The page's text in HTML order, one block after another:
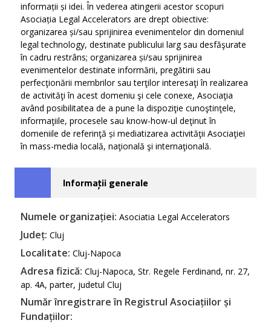
informații și idei. În vederea atingerii acestor scopuri
Asociația Legal Accelerators are drept obiective:
organizarea și/sau sprijinirea evenimentelor din domeniul
legal technology, destinate publicului larg sau desfăşurate
în cadru restrâns; organizarea și/sau sprijinirea
evenimentelor destinate informării, pregătirii sau
perfecţionării membrilor sau terţilor interesaţi în realizarea
de activităţi în acest domeniu şi cele conexe, Asociaţia
având posibilitatea de a pune la dispoziţie cunoştinţele,
informaţiile, procesele sau know-how-ul deţinut în
domeniile de referinţă și mediatizarea activităţii Asociaţiei
în mass-media locală, naţională şi internaţională.
Informații generale
Numele organizației: Asociatia Legal Accelerators
Județ: Cluj
Localitate: Cluj-Napoca
Adresa fizică: Cluj-Napoca, Str. Regele Ferdinand, nr. 27,
ap. 4A, parter, judetul Cluj
Număr înregistrare în Registrul Asociațiilor și
Fundațiilor: